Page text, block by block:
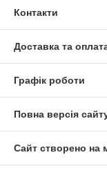
Контакти
Доставка та
Графік роботи
Повна версія
Сайт створено на